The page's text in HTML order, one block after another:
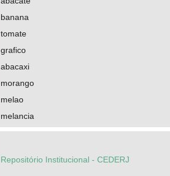
banana
tomate
grafico
abacaxi
morango
melao
melancia
Repositório Institucional - CEDERJ